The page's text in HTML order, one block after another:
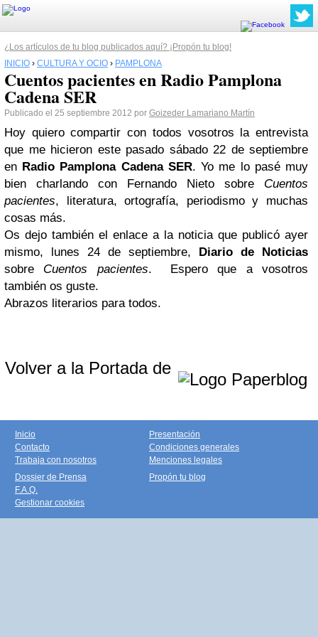
¿Los artículos de tu blog publicados aquí? ¡Propón tu blog!
INICIO › CULTURA Y OCIO › PAMPLONA
Cuentos pacientes en Radio Pamplona
Cadena SER
Publicado el 25 septiembre 2012 por Goizeder Lamariano Martín
Hoy quiero compartir con todos vosotros la entrevista
que me hicieron este pasado sábado 22 de septiembre
en Radio PamplonaCadena SER. Yo me lo pasé muy
bien charlando con Fernando Nieto sobre Cuentos
pacientes, literatura, ortografía, periodismo y muchas
cosas más.
Os dejo también el enlace a la noticia que publicó ayer
mismo, lunes 24 de septiembre, Diario de Noticias
sobre Cuentos pacientes.
Espero que a vosotros
también os guste.
Abrazos literarios para todos.
Volver a la Portada de
Inicio
Contacto
Trabaja con nosotros
Presentación
Condiciones generales
Menciones legales
Dossier de Prensa
F.A.Q.
Gestionar cookies
Propón tu blog